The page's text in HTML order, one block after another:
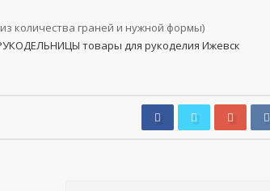
количества граней и нужной формы)
товары для рукоделия Ижевск